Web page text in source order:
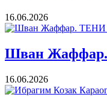
16.06.2026
Шван
16.06.2026